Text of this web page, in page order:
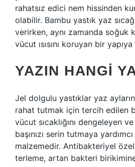
rahatsız edici nem hissinden
olabilir. Bambu yastık yaz
verirken, aynı zamanda soğuk
vücut ısısını koruyan bir
YAZIN HANGI
Jel dolgulu yastıklar yaz
rahat tutmak için tercih edilen
vücut sıcaklığını dengeleyen
başınızı serin tutmaya
malzemedir. Antibakteriyel
terleme, artan bakteri